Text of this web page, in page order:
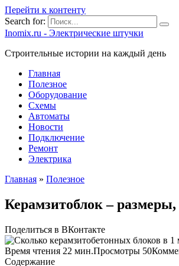
Перейти к контенту
Search for:
Inomix.ru - Электрические штучки
Cтроительные истории на каждый день
Главная
Полезное
Оборудование
Схемы
Автоматы
Новости
Подключение
Ремонт
Электрика
Главная » Полезное
Керамзитоблок –
Поделиться в ВКонтакте
Время чтения 22 мин.Просмотры 50
Содержание